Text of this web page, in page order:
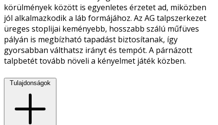
körülmények között is egyenletes érzetet ad, miközben
jól alkalmazkodik a láb formájához. Az AG talpszerkezet
üreges stoplijai keményebb, hosszabb szálú műfüves
pályán is megbízható tapadást biztosítanak, így
gyorsabban válthatsz irányt és tempót. A párnázott
talpbetét tovább növeli a kényelmet játék közben.
Tulajdonságok